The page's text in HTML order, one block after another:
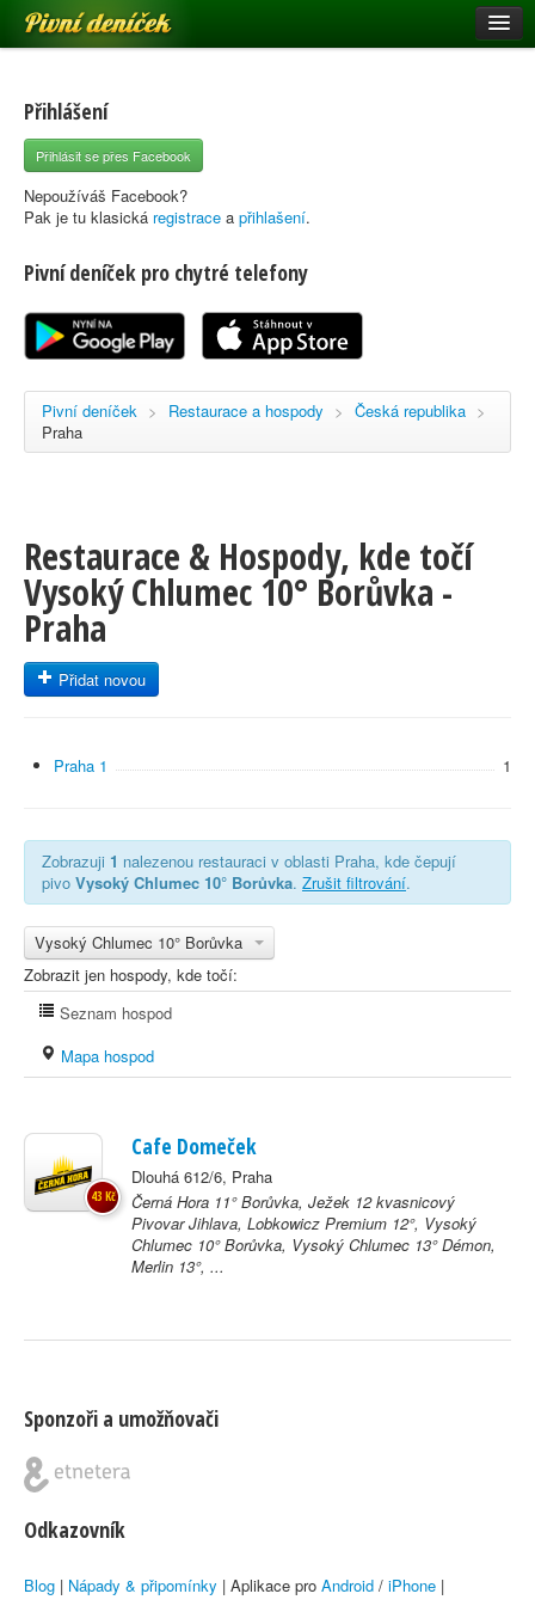
Pivní deníček
Pivní mapa
Pivní značky
Nápověda
Registrace
Přihlášení
Přihlásit se přes Facebook
Nepoužíváš Facebook?
Pak je tu klasická registrace a přihlašení.
Pivní deníček pro chytré telefony
Pivní deníček > Restaurace a hospody > Česká republika >
Praha
Restaurace & Hospody, kde točí
Vysoký Chlumec 10° Borůvka -
Praha
Přidat novou
Praha 1 1
Zobrazuji 1 nalezenou restauraci v oblasti Praha, kde čepují
pivo Vysoký Chlumec 10° Borůvka. Zrušit filtrování.
Vysoký Chlumec 10° Borůvka
Zobrazit jen hospody, kde točí:
Seznam hospod
Mapa hospod
Cafe Domeček
Dlouhá 612/6, Praha
Černá Hora 11° Borůvka, Ježek 12 kvasnicový
Pivovar Jihlava, Lobkowicz Premium 12°, Vysoký
Chlumec 10° Borůvka, Vysoký Chlumec 13° Démon,
Merlin 13°, ...
43 Kč
Sponzoři a umožňovači
Odkazovník
Blog | Nápady & připomínky | Aplikace pro Android / iPhone |